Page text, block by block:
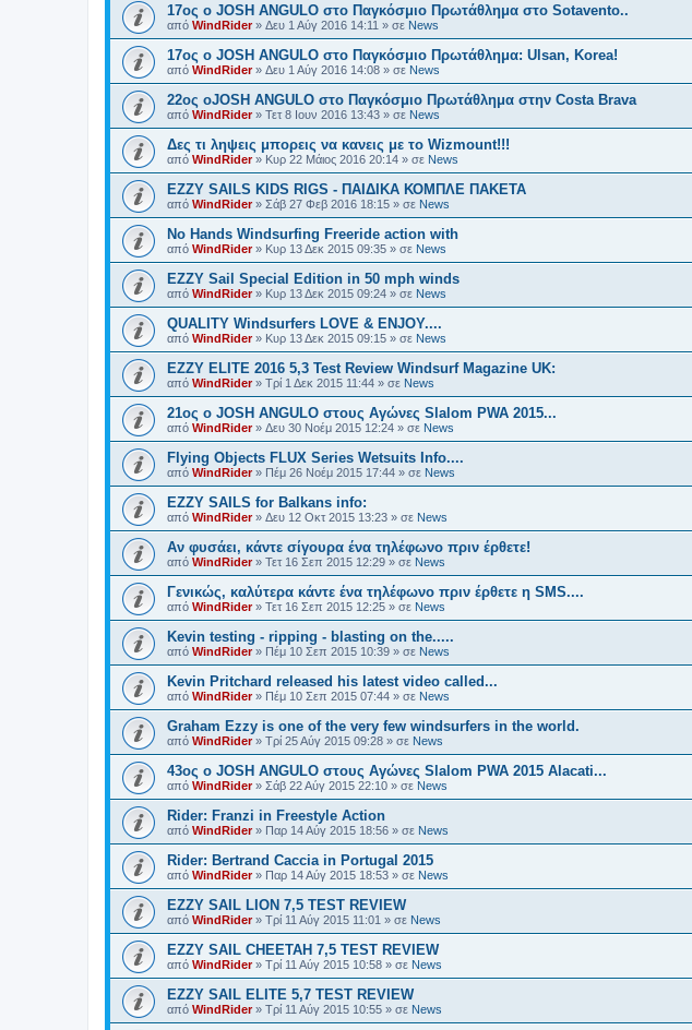
17ος ο JOSH ANGULO στο Παγκόσμιο Πρωτάθλημα στο Sotavento..
από WindRider» Δευ 1 Αύγ 2016 14:11 » σε News
17ος ο JOSH ANGULO στο Παγκόσμιο Πρωτάθλημα: Ulsan, Korea!
από WindRider» Δευ 1 Αύγ 2016 14:08 » σε News
22ος οJOSH ANGULO στο Παγκόσμιο Πρωτάθλημα στην Costa Brava
από WindRider» Τετ 8 Ιουν 2016 13:43 » σε News
Δες τι ληψεις μπορεις να κανεις με το Wizmount!!!
από WindRider» Κυρ 22 Μάιος 2016 20:14 » σε News
EZZY SAILS KIDS RIGS - ΠΑΙΔΙΚΑ ΚΟΜΠΛΕ ΠΑΚΕΤΑ
από WindRider» Σάβ 27 Φεβ 2016 18:15 » σε News
No Hands Windsurfing Freeride action with
από WindRider» Κυρ 13 Δεκ 2015 09:35 » σε News
EZZY Sail Special Edition in 50 mph winds
από WindRider» Κυρ 13 Δεκ 2015 09:24 » σε News
QUALITY Windsurfers LOVE & ENJOY....
από WindRider» Κυρ 13 Δεκ 2015 09:15 » σε News
EZZY ELITE 2016 5,3 Test Review Windsurf Magazine UK:
από WindRider» Τρί 1 Δεκ 2015 11:44 » σε News
21oς ο JOSH ANGULO στους Αγώνες Slalom PWA 2015...
από WindRider» Δευ 30 Νοέμ 2015 12:24 » σε News
Flying Objects FLUX Series Wetsuits Info....
από WindRider» Πέμ 26 Νοέμ 2015 17:44 » σε News
EZZY SAILS for Balkans info:
από WindRider» Δευ 12 Οκτ 2015 13:23 » σε News
Αν φυσάει, κάντε σίγουρα ένα τηλέφωνο πριν έρθετε!
από WindRider» Τετ 16 Σεπ 2015 12:29 » σε News
Γενικώς, καλύτερα κάντε ένα τηλέφωνο πριν έρθετε η SMS....
από WindRider» Τετ 16 Σεπ 2015 12:25 » σε News
Kevin testing - ripping - blasting on the.....
από WindRider» Πέμ 10 Σεπ 2015 10:39 » σε News
Kevin Pritchard released his latest video called...
από WindRider» Πέμ 10 Σεπ 2015 07:44 » σε News
Graham Ezzy is one of the very few windsurfers in the world.
από WindRider» Τρί 25 Αύγ 2015 09:28 » σε News
43oς ο JOSH ANGULO στους Αγώνες Slalom PWA 2015 Alacati...
από WindRider» Σάβ 22 Αύγ 2015 22:10 » σε News
Rider: Franzi in Freestyle Action
από WindRider» Παρ 14 Αύγ 2015 18:56 » σε News
Rider: Bertrand Caccia in Portugal 2015
από WindRider» Παρ 14 Αύγ 2015 18:53 » σε News
EZZY SAIL LION 7,5 TEST REVIEW
από WindRider» Τρί 11 Αύγ 2015 11:01 » σε News
EZZY SAIL CHEETAH 7,5 TEST REVIEW
από WindRider» Τρί 11 Αύγ 2015 10:58 » σε News
EZZY SAIL ELITE 5,7 TEST REVIEW
από WindRider» Τρί 11 Αύγ 2015 10:55 » σε News